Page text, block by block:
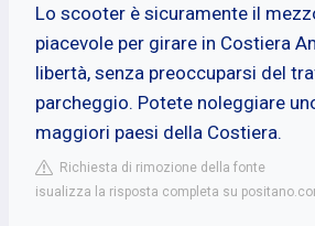
Lo scooter è sicuramente il
piacevole per girare in Costiera
libertà, senza preoccuparsi del
parcheggio. Potete noleggiare
maggiori paesi della Costiera.
Richiesta di rimozione della fonte
isualizza la risposta completa su